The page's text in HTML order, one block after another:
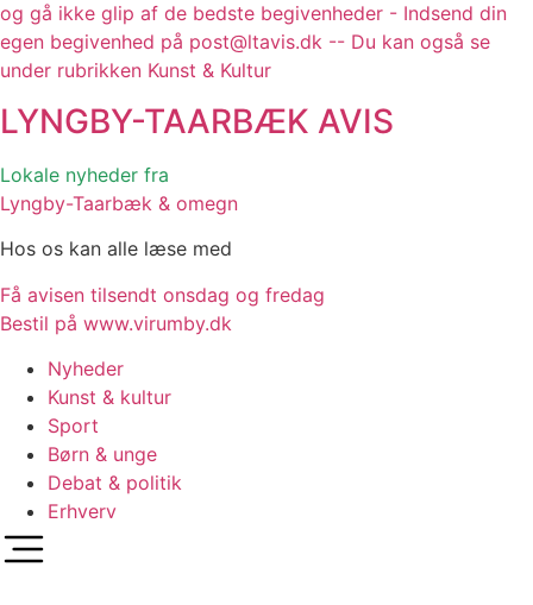
og gå ikke glip af de bedste begivenheder - Indsend din
egen begivenhed på post@ltavis.dk -- Du kan også se
under rubrikken Kunst & Kultur
LYNGBY-TAARBÆK AVIS
Lokale nyheder fra
Lyngby-Taarbæk & omegn
Hos os kan alle læse med
Få avisen tilsendt onsdag og fredag
Bestil på www.virumby.dk
Nyheder
Kunst & kultur
Sport
Børn & unge
Debat & politik
Erhverv